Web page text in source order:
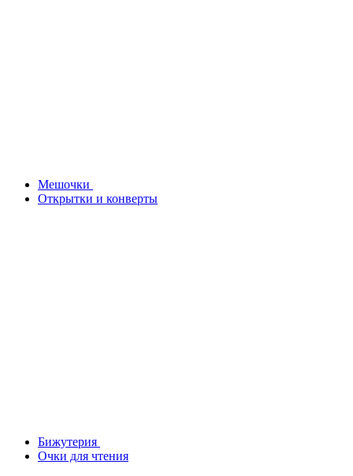
Мешочки
Открытки и конверты
Бижутерия
Очки для чтения